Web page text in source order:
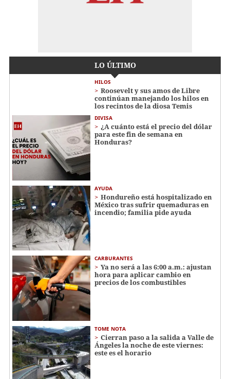
LO ÚLTIMO
HILOS
Roosevelt y sus amos de Libre
continúan manejando los hilos en
los recintos de la diosa Temis
DIVISA
¿A cuánto está el precio del dólar
para este fin de semana en
Honduras?
AYUDA
Hondureño está hospitalizado en
México tras sufrir quemaduras en
incendio; familia pide ayuda
CARBURANTES
Ya no será a las 6:00 a.m.: ajustan
hora para aplicar cambio en
precios de los combustibles
TOME NOTA
Cierran paso a la salida a Valle de
Ángeles la noche de este viernes:
este es el horario